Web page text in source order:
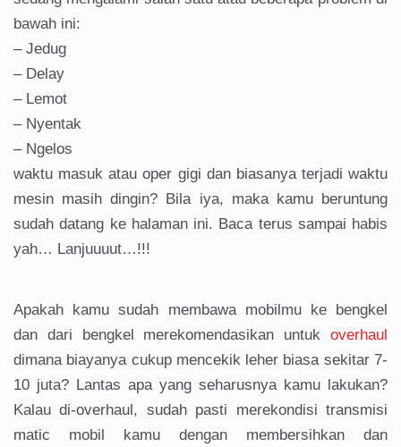
bawah ini:
– Jedug
– Delay
– Lemot
– Nyentak
– Ngelos
waktu masuk atau oper gigi dan biasanya terjadi waktu
mesin masih dingin? Bila iya, maka kamu beruntung
sudah datang ke halaman ini. Baca terus sampai habis
yah… Lanjuuuut…!!!
Apakah kamu sudah membawa mobilmu ke bengkel
dan dari bengkel merekomendasikan untuk overhaul
dimana biayanya cukup mencekik leher biasa sekitar 7-
10 juta? Lantas apa yang seharusnya kamu lakukan?
Kalau di-overhaul, sudah pasti merekondisi transmisi
matic mobil kamu dengan membersihkan dan